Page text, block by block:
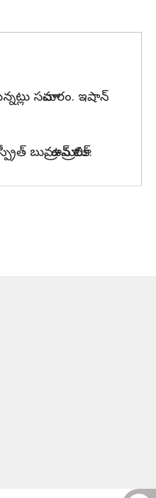
సమాచారం. ఇషాన్
ఉమ్రాన్ మాలిక్.